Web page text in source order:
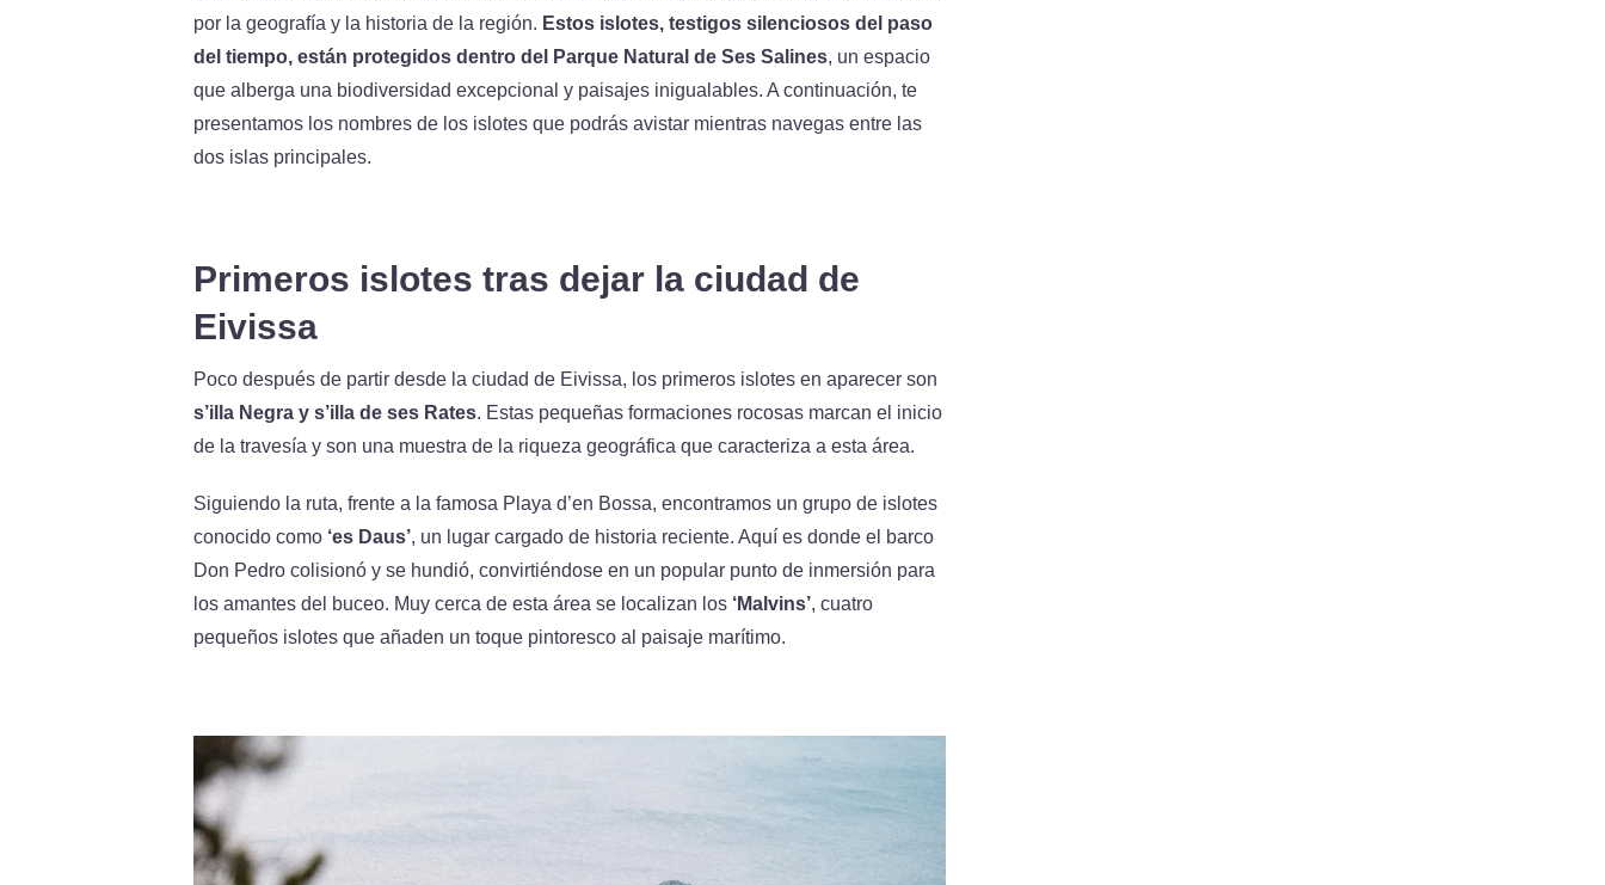
por la geografía y la historia de la región. Estos islotes, testigos silenciosos del paso
del tiempo, están protegidos dentro del Parque Natural de Ses Salines, un espacio
que alberga una biodiversidad excepcional y paisajes inigualables. A continuación, te
presentamos los nombres de los islotes que podrás avistar mientras navegas entre las
dos islas principales.
Primeros islotes tras dejar la ciudad de
Eivissa
Poco después de partir desde la ciudad de Eivissa, los primeros islotes en aparecer son
s’illa Negra y s’illa de ses Rates. Estas pequeñas formaciones rocosas marcan el inicio
de la travesía y son una muestra de la riqueza geográfica que caracteriza a esta área.
Siguiendo la ruta, frente a la famosa Playa d’en Bossa, encontramos un grupo de islotes
conocido como ‘es Daus’, un lugar cargado de historia reciente. Aquí es donde el barco
Don Pedro colisionó y se hundió, convirtiéndose en un popular punto de inmersión para
los amantes del buceo. Muy cerca de esta área se localizan los ‘Malvins’, cuatro
pequeños islotes que añaden un toque pintoresco al paisaje marítimo.